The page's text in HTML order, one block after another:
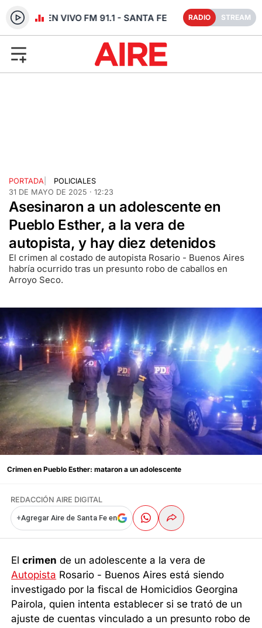
RADIO EN VIVO FM 91.1 - SANTA FE RADIO STREAM
PORTADA
POLICIALES
31 DE MAYO DE 2025 · 12:23
Asesinaron a un adolescente en
Pueblo Esther, a la vera de
autopista, y hay diez detenidos
El crimen al costado de autopista Rosario - Buenos Aires
habría ocurrido tras un presunto robo de caballos en
Arroyo Seco.
Crimen en Pueblo Esther: mataron a un adolescente
REDACCIÓN AIRE DIGITAL
+Agregar Aire de Santa Fe en
Elcrimen de un adolescente a la vera de
Autopista Rosario - Buenos Aires está siendo
investigado por la fiscal de Homicidios Georgina
Pairola, quien intenta establecer si se trató de un
ajuste de cuentas vinculado a un presunto robo de